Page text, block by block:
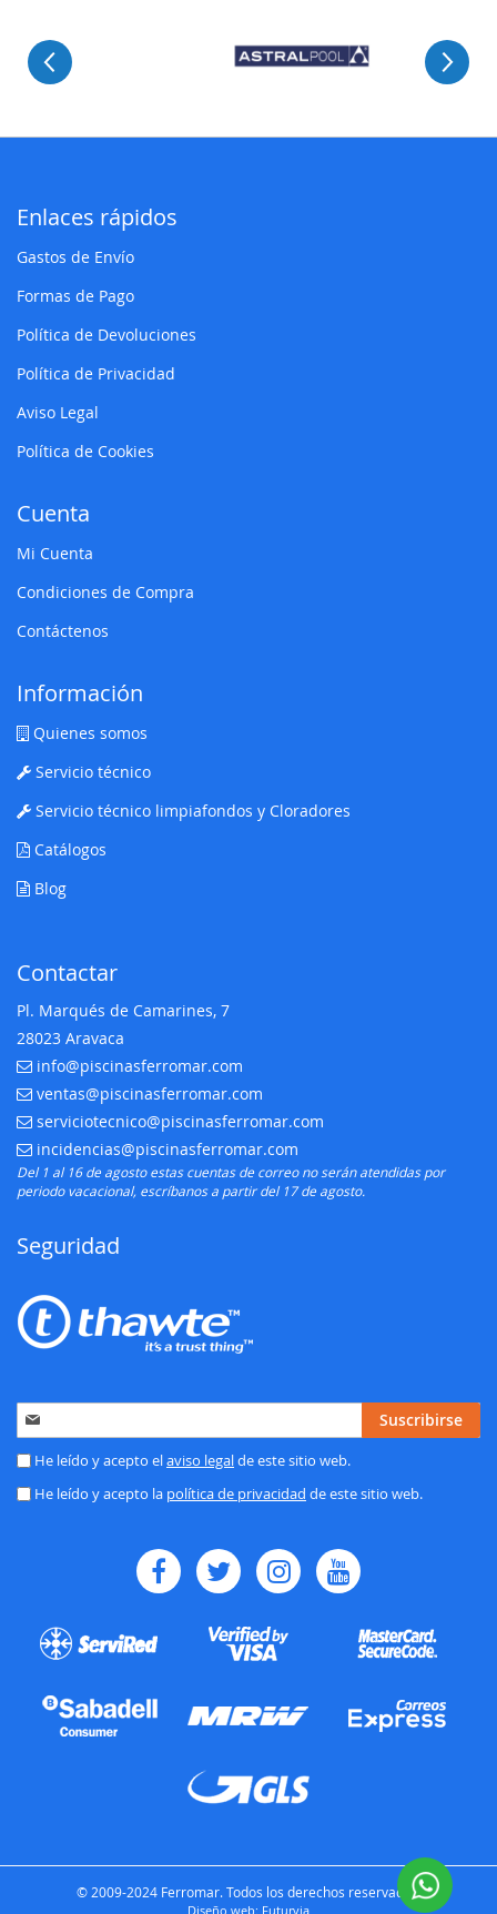
Enlaces rápidos
Gastos de Envío
Formas de Pago
Política de Devoluciones
Política de Privacidad
Aviso Legal
Política de Cookies
Cuenta
Mi Cuenta
Condiciones de Compra
Contáctenos
Información
Quienes somos
Servicio técnico
Servicio técnico limpiafondos y Cloradores
Catálogos
Blog
Contactar
Pl. Marqués de Camarines, 7
28023 Aravaca
E-mail:
info@piscinasferromar.com
E-mail:
ventas@piscinasferromar.com
E-mail:
serviciotecnico@piscinasferromar.com
E-mail:
incidencias@piscinasferromar.com
Del 1 al 16 de agosto estas cuentas de correo no serán atendidas por
periodo vacacional, escríbanos a partir del 17 de agosto.
Seguridad
Inscríbase
a
nuestro
de
Suscribirse
He leído y acepto elaviso legalde este sitio web.
He leído y acepto la política de privacidad de este sitio web.
© 2009-2024 Ferromar. Todos los derechos reservados.
Diseño web: Futurvia